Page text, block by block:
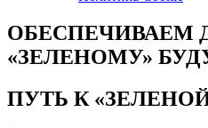
ОБЕСПЕЧИВАЕМ
«ЗЕЛЕНОМУ»
ПУТЬ К